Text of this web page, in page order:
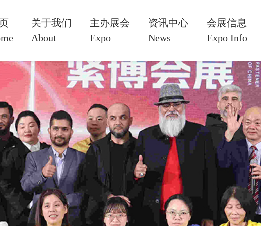
关于我们
About
主办展会
Expo
资讯中心
News
会展信息
Expo Info